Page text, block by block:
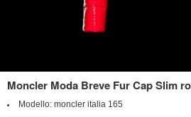
Moncler Moda Breve Fur Cap Slim
Modello: moncler italia 165